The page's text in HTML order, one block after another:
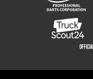
Pāļu Dzinis Un